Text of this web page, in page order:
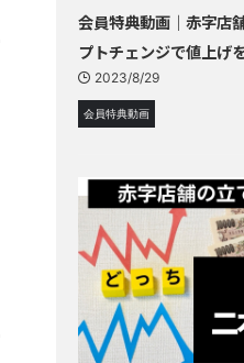
会員特典動画｜赤字店
プトチェンジで値上げ
2023/8/29
会員特典動画